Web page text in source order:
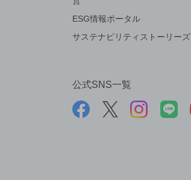
ESG情報ポータル
サステナビリティストーリーズ
公式SNS一覧